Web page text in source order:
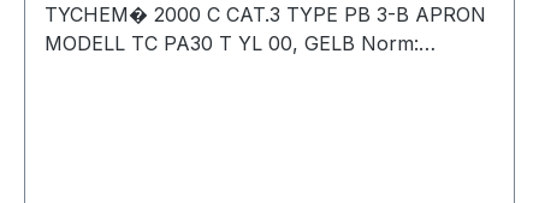
TYCHEM� 2000 C CAT.3 TYPE PB 3-B APRON
MODELL TC PA30 T YL 00, GELB Norm: